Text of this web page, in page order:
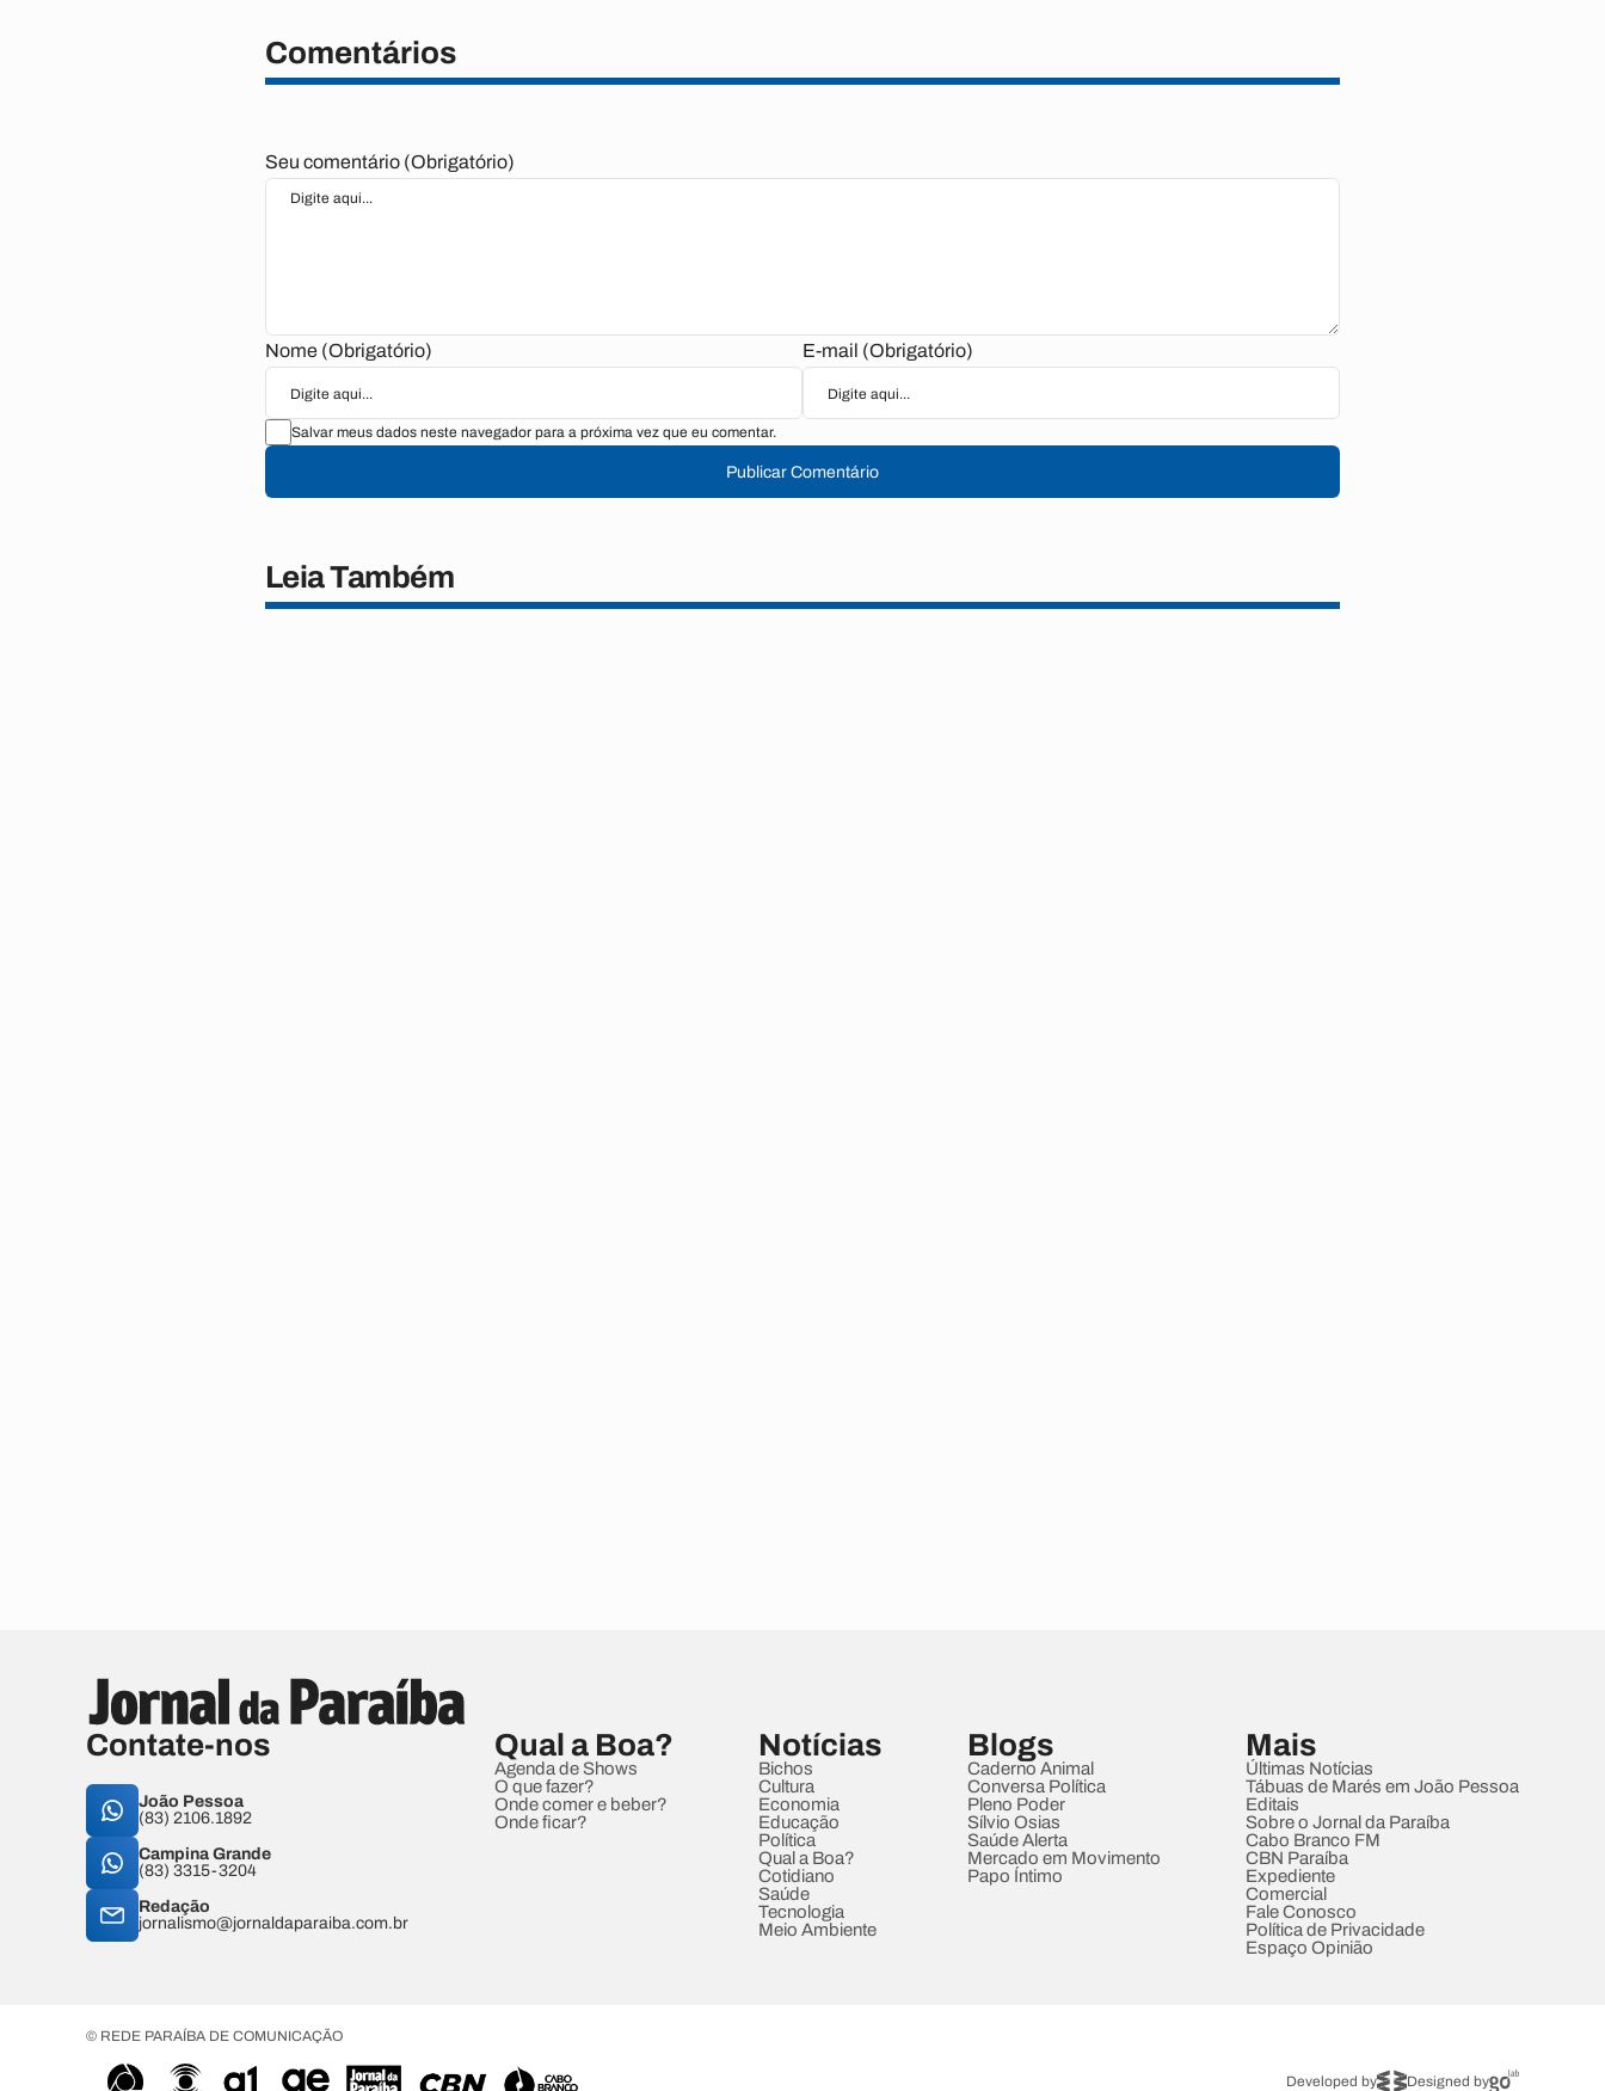
Comentários
Seu comentário (Obrigatório)
Nome (Obrigatório) E-mail (Obrigatório)
Salvar meus dados neste navegador para a próxima vez que eu comentar.
Publicar Comentário
Leia Também
Contate-nos
João Pessoa
(83) 2106.1892
Campina Grande
(83) 3315-3204
Redação
jornalismo@jornaldaparaiba.com.br
Qual a Boa?
Agenda de Shows
O que fazer?
Onde comer e beber?
Onde ficar?
Notícias
Bichos
Cultura
Economia
Educação
Política
Qual a Boa?
Cotidiano
Saúde
Tecnologia
Meio Ambiente
Blogs
Caderno Animal
Conversa Política
Pleno Poder
Sílvio Osias
Saúde Alerta
Mercado em Movimento
Papo Íntimo
Mais
Últimas Notícias
Tábuas de Marés em João Pessoa
Editais
Sobre o Jornal da Paraíba
Cabo Branco FM
CBN Paraíba
Expediente
Comercial
Fale Conosco
Política de Privacidade
Espaço Opinião
© REDE PARAÍBA DE COMUNICAÇÃO
Developed by Designed by